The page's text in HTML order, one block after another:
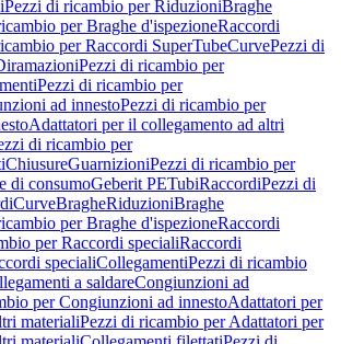
Pezzi di ricambio per RiduzioniBraghe
per Braghe d'ispezioneRaccordi
per Raccordi SuperTubeCurvePezzi di
Pezzi di ricambio per
Pezzi di ricambio per
ad innestoPezzi di ricambio per
Adattatori per il collegamento ad altri
di ricambio per
ChiusureGuarnizioniPezzi di ricambio per
di consumoGeberit PETubiRaccordiPezzi di
CurveBragheRiduzioniBraghe
per Braghe d'ispezioneRaccordi
per Raccordi specialiRaccordi
specialiCollegamentiPezzi di ricambio
a saldareCongiunzioni ad
per Congiunzioni ad innestoAdattatori per
materialiPezzi di ricambio per Adattatori per